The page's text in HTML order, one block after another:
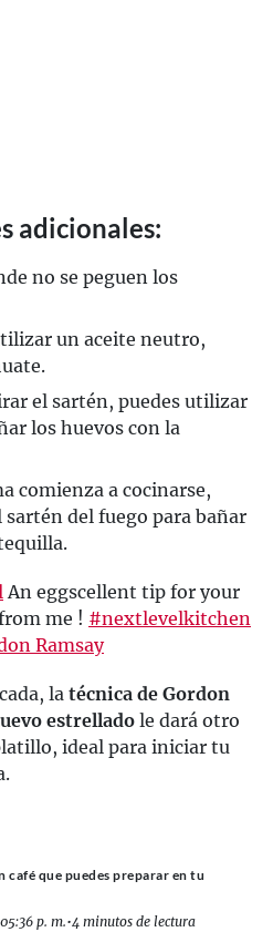
adicionales:
no se peguen los
un aceite neutro,
el sartén, puedes utilizar
los huevos con la
comienza a cocinarse,
del fuego para bañar
An eggscellent tip for your
me ! #nextlevelkitchen
Ramsay
la técnica de Gordon
estrellado le dará otro
ideal para iniciar tu
café que puedes preparar en tu
p. m.•4 minutos de lectura